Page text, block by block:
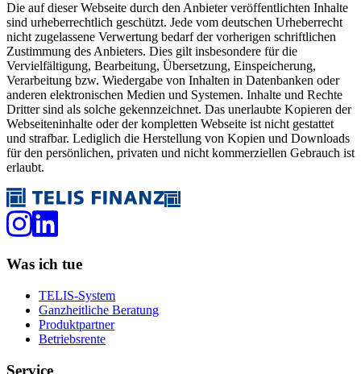
Die auf dieser Webseite durch den Anbieter veröffentlichten Inhalte
sind urheberrechtlich geschützt. Jede vom deutschen Urheberrecht
nicht zugelassene Verwertung bedarf der vorherigen schriftlichen
Zustimmung des Anbieters. Dies gilt insbesondere für die
Vervielfältigung, Bearbeitung, Übersetzung, Einspeicherung,
Verarbeitung bzw. Wiedergabe von Inhalten in Datenbanken oder
anderen elektronischen Medien und Systemen. Inhalte und Rechte
Dritter sind als solche gekennzeichnet. Das unerlaubte Kopieren der
Webseiteninhalte oder der kompletten Webseite ist nicht gestattet
und strafbar. Lediglich die Herstellung von Kopien und Downloads
für den persönlichen, privaten und nicht kommerziellen Gebrauch ist
erlaubt.
Was ich tue
TELIS-System
Ganzheitliche Beratung
Produktpartner
Betriebsrente
Service